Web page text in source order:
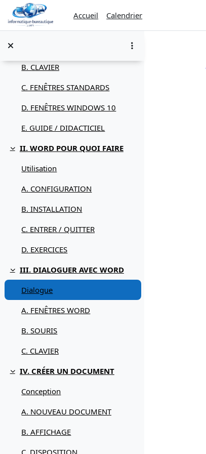
Passer au contenu principal
Accueil
Calendrier
Icônes
Replier
I. WINDOWS
B. CLAVIER
C. FENÊTRES STANDARDS
D. FENÊTRES WINDOWS 10
E. GUIDE / DIDACTICIEL
Replier
II. WORD POUR QUOI FAIRE
Utilisation
A. CONFIGURATION
B. INSTALLATION
C. ENTRER / QUITTER
D. EXERCICES
Replier
III. DIALOGUER AVEC WORD
Dialogue
A. FENÊTRES WORD
B. SOURIS
C. CLAVIER
Replier
IV. CRÉER UN DOCUMENT
Conception
A. NOUVEAU DOCUMENT
B. AFFICHAGE